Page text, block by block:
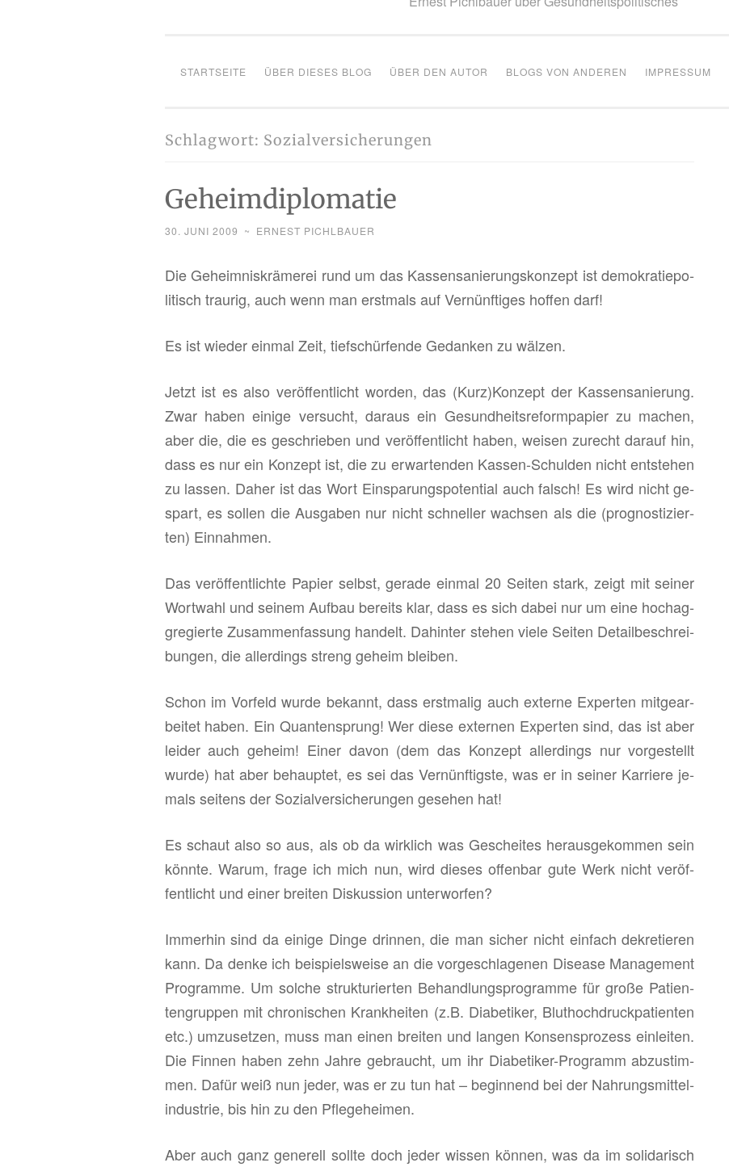
STARTSEITE ÜBER DIESES BLOG ÜBER DEN AUTOR BLOGS VON ANDEREN IMPRESSUM
Schlagwort: Sozialversicherungen
Geheimdiplomatie
30. JUNI 2009 ~ ERNEST PICHLBAUER
Die Ge­heim­nis­krä­me­rei rund um das Kas­sen­sa­nie­rungs­kon­zept ist de­mo­kra­tie­po­
li­tisch trau­rig, auch wenn man erst­mals auf Ver­nünf­ti­ges hof­fen darf!
Es ist wie­der ein­mal Zeit, tief­schür­fen­de Ge­dan­ken zu wäl­zen.
Jetzt ist es also ver­öf­fent­licht wor­den, das (Kurz)Kon­zept der Kas­sen­sa­nie­rung.
Zwar haben ei­ni­ge ver­sucht, dar­aus ein Ge­sund­heits­re­form­pa­pier zu ma­chen,
aber die, die es ge­schrie­ben und ver­öf­fent­licht haben, wei­sen zu­recht dar­auf hin,
dass es nur ein Kon­zept ist, die zu er­war­ten­den Kas­sen-Schul­den nicht ent­ste­hen
zu las­sen. Daher ist das Wort Ein­spa­rungs­po­ten­ti­al auch falsch! Es wird nicht ge­
spart, es sol­len die Aus­ga­ben nur nicht schnel­ler wach­sen als die (pro­gnos­ti­zier­
ten) Ein­nah­men.
Das ver­öf­fent­lich­te Pa­pier selbst, ge­ra­de ein­mal 20 Sei­ten stark, zeigt mit sei­ner
Wort­wahl und sei­nem Auf­bau be­reits klar, dass es sich dabei nur um eine hoch­ag­
gre­gier­te Zu­sam­men­fas­sung han­delt. Da­hin­ter ste­hen viele Sei­ten De­tail­be­schrei­
bun­gen, die al­ler­dings streng ge­heim blei­ben.
Schon im Vor­feld wurde be­kannt, dass erst­ma­lig auch ex­ter­ne Ex­per­ten mit­ge­ar­
bei­tet haben. Ein Quan­ten­sprung! Wer diese ex­ter­nen Ex­per­ten sind, das ist aber
lei­der auch ge­heim! Einer davon (dem das Kon­zept al­ler­dings nur vor­ge­stellt
wurde) hat aber be­haup­tet, es sei das Ver­nünf­tigs­te, was er in sei­ner Kar­rie­re je­
mals sei­tens der So­zi­al­ver­si­che­run­gen ge­se­hen hat!
Es schaut also so aus, als ob da wirk­lich was Ge­schei­tes her­aus­ge­kom­men sein
könn­te. Warum, frage ich mich nun, wird die­ses of­fen­bar gute Werk nicht ver­öf­
fent­licht und einer brei­ten Dis­kus­si­on un­ter­wor­fen?
Im­mer­hin sind da ei­ni­ge Dinge drin­nen, die man si­cher nicht ein­fach de­kre­tie­ren
kann. Da denke ich bei­spiels­wei­se an die vor­ge­schla­ge­nen Di­sea­se Ma­nage­ment
Pro­gram­me. Um sol­che struk­tu­rier­ten Be­hand­lungs­pro­gram­me für große Pa­ti­en­
ten­grup­pen mit chro­ni­schen Krank­hei­ten (z.B. Dia­be­ti­ker, Blut­hoch­druck­pa­ti­en­ten
etc.) um­zu­set­zen, muss man einen brei­ten und lan­gen Kon­sens­pro­zess ein­lei­ten.
Die Fin­nen haben zehn Jahre ge­braucht, um ihr Dia­be­ti­ker-Pro­gramm ab­zu­stim­
men. Dafür weiß nun jeder, was er zu tun hat – be­gin­nend bei der Nah­rungs­mit­tel­
in­dus­trie, bis hin zu den Pfle­ge­hei­men.
Aber auch ganz ge­ne­rell soll­te doch jeder wis­sen kön­nen, was da im so­li­da­risch